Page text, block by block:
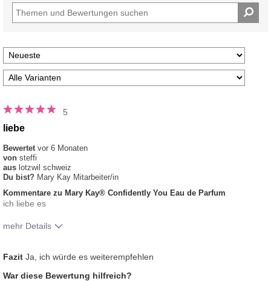
5
liebe
Bewertet vor 6 Monaten
von steffi
aus lotzwil schweiz
Du bist? Mary Kay Mitarbeiter/in
Kommentare zu Mary Kay® Confidently You Eau de Parfum
ich liebe es
mehr Details
am besten beschreiben?
Wie gut gefällt dir der Duft?
Fazit Ja, ich würde es weiterempfehlen
War diese Bewertung hilfreich?